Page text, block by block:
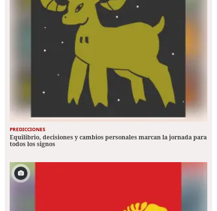
PREDICCIONES
Equilibrio, decisiones y cambios personales marcan la jornada para
todos los signos